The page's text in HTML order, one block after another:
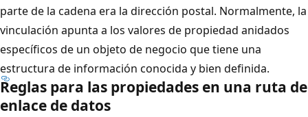
parte de la cadena era la dirección postal. Normalmente, la
vinculación apunta a los valores de propiedad anidados
específicos de un objeto de negocio que tiene una
estructura de información conocida y bien definida.
Reglas para las propiedades en una ruta de
enlace de datos